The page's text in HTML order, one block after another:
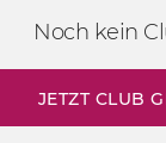
Noch kein
JETZT CLUB